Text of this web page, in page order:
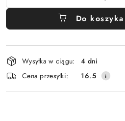
Do koszyka
Dostępność
i
dostawa
Wysyłka w ciągu:
4 dni
Cena przesyłki:
16.5